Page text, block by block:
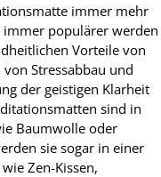
immer mehr
immer populärer werden
Vorteile von
Stressabbau und
der geistigen Klarheit
sind in
Baumwolle oder
sie sogar in einer
Zen-Kissen,